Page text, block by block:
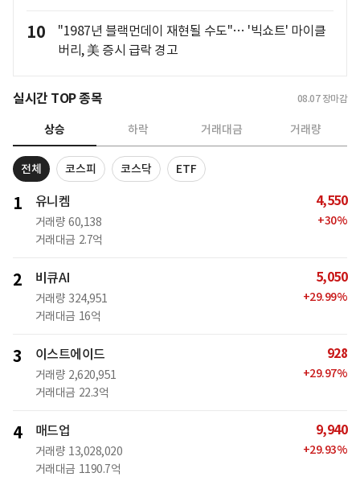
10
"1987년 블랙먼데이 재현될 수도"… '빅쇼트' 마이클
버리, 美 증시 급락 경고
실시간 TOP 종목 08.07 장마감
상승 하락 거래대금 거래량
전체 코스피 코스닥 ETF
1 유니켐
거래량 60,138
거래대금 2.7억
4,550
+30%
2 비큐AI
거래량 324,951
거래대금 16억
5,050
+29.99%
3 이스트에이드
거래량 2,620,951
거래대금 22.3억
928
+29.97%
4 매드업
거래량 13,028,020
거래대금 1190.7억
9,940
+29.93%